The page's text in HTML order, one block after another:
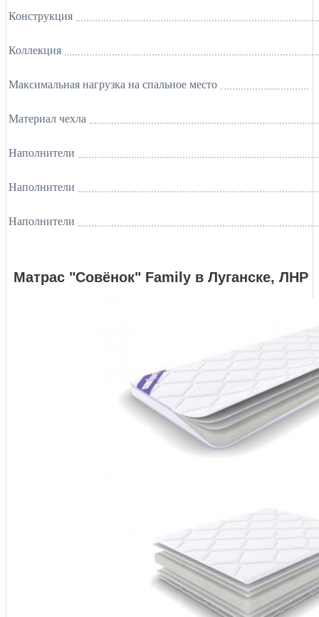
Конструкция
Коллекция
Максимальная нагрузка на спальное место
Материал чехла
Наполнители
Наполнители
Наполнители
Матрас "Совёнок" Family в Луганске, ЛНР